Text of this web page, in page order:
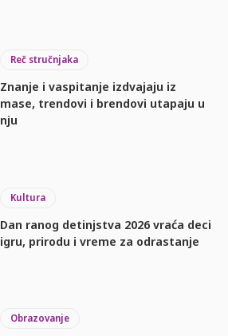
Reč stručnjaka
Znanje i vaspitanje izdvajaju iz
mase, trendovi i brendovi utapaju u
nju
Kultura
Dan ranog detinjstva 2026 vraća deci
igru, prirodu i vreme za odrastanje
Obrazovanje